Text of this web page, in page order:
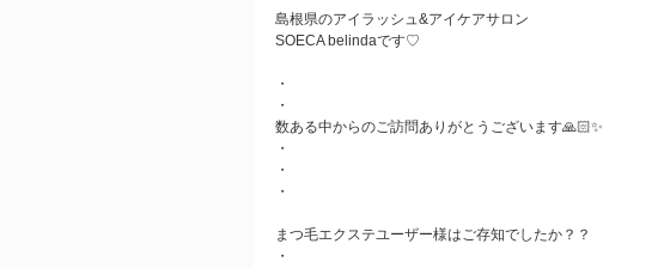
島根県のアイラッシュ&アイケアサロン
SOECA belindaです♡
・
・
数ある中からのご訪問ありがとうございます🙏🏻✨
・
・
・
まつ毛エクステユーザー様はご存知でしたか？？
・